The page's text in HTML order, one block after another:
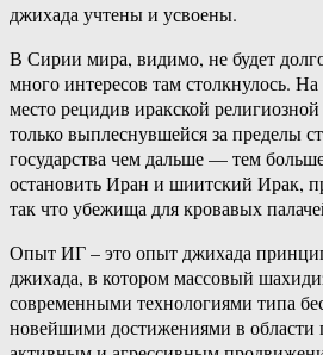
джихада учтены и усвоены.
В Сирии мира, видимо, не будет
много интересов там столкнулось.
место рецидив иракской
только выплеснувшейся за пределы
государства чем дальше — тем
остановить Иран и шиитский Ирак,
так что убежища для кровавых
Опыт ИГ – это опыт джихада
джихада, в котором массовый
современными технологиями типа
новейшими достижениями в области